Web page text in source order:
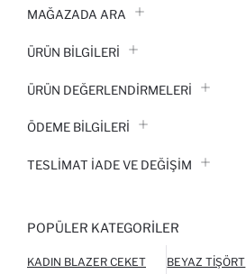
MAĞAZADA ARA
ÜRÜN BILGILERI
ÜRÜN DEĞERLENDİRMELERİ
ÖDEME BİLGİLERİ
TESLIMAT İADE VE DEĞIŞIM
POPÜLER KATEGORILER
KADIN BLAZER CEKET BEYAZ TIŞÖRT